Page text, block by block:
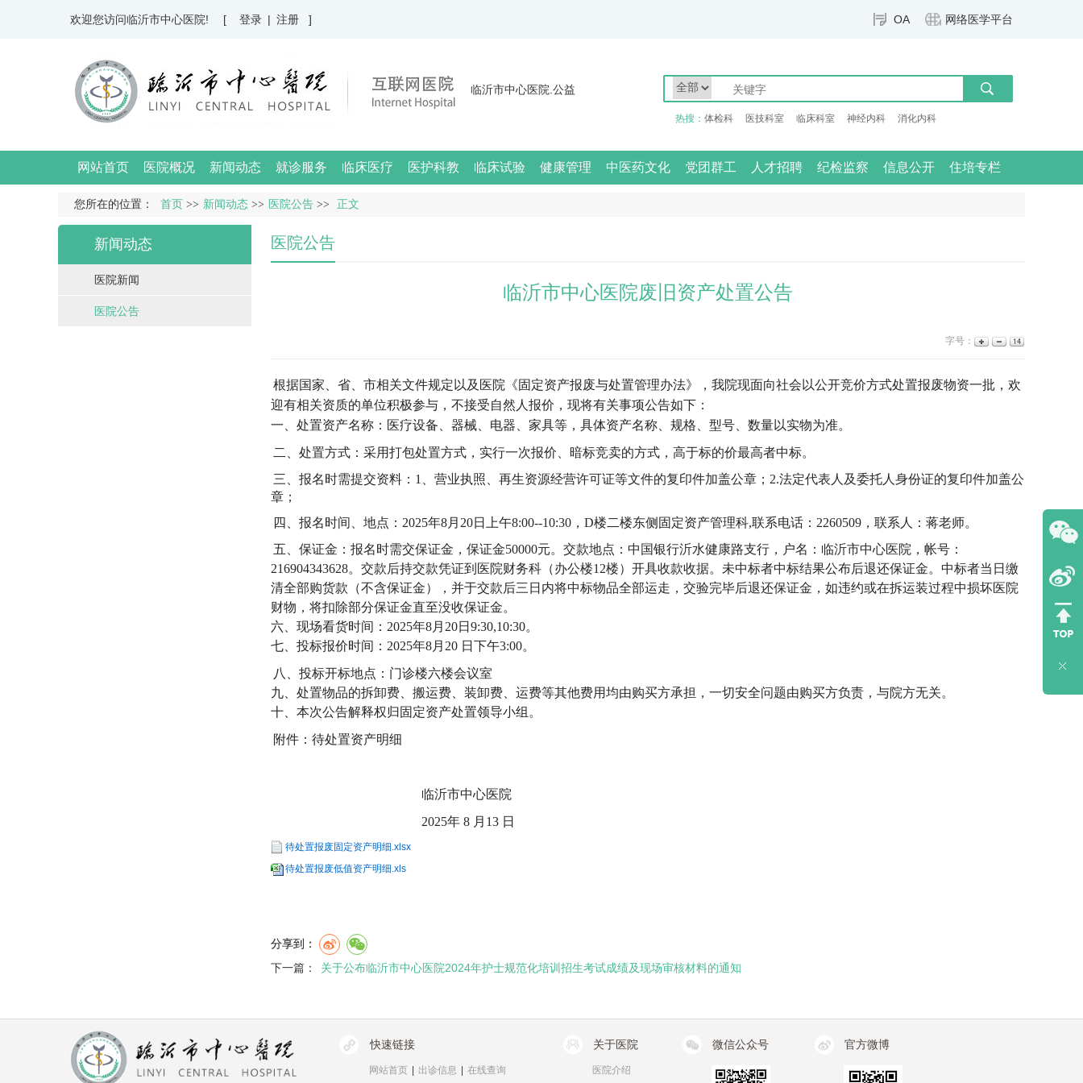
OA 网络医学平台
欢迎您访问临沂市中心医院! [ 登录 | 注册 ]
临沂市中心医院.公益
热搜： 体检科 医技科室 临床科室 神经内科 消化内科
网站首页 医院概况 新闻动态 就诊服务 临床医疗 医护科教 临床试验 健康管理 中医药文化 党团群工 人才招聘 纪检监察 信息公开 住培专栏
您所在的位置： 首页 >> 新闻动态 >> 医院公告 >> 正文
新闻动态
医院新闻
医院公告
医院公告
临沂市中心医院废旧资产处置公告
字号：
根据国家、省、市相关文件规定以及医院《固定资产报废与处置管理办法》，我院现面向社会以公开竞价方式处置报废物资一批，欢
迎有相关资质的单位积极参与，不接受自然人报价，现将有关事项公告如下：
一、处置资产名称：医疗设备、器械、电器、家具等，具体资产名称、规格、型号、数量以实物为准。
二、处置方式：采用打包处置方式，实行一次报价、暗标竞卖的方式，高于标的价最高者中标。
三、报名时需提交资料： 1、营业执照、再生资源经营许可证等文件的复印件加盖公章；2.法定代表人及委托人身份证的复印件加盖公
章；
四、报名时间、地点： 2025年8月20日上午8:00--10:30，D楼二楼东侧固定资产管理科,联系电话：2260509，联系人：蒋老师。
五、保证金：报名时需交保证金，保证金50000元。交款地点：中国银行沂水健康路支行，户名：临沂市中心医院，帐号：
216904343628。交款后持交款凭证到医院财务科（办公楼12楼）开具收款收据。未中标者中标结果公布后退还保证金。中标者当日缴
清全部购货款（不含保证金），并于交款后三日内将中标物品全部运走，交验完毕后退还保证金，如违约或在拆运装过程中损坏医院
财物，将扣除部分保证金直至没收保证金。
六、现场看货时间： 2025年8月20日9:30,10:30。
七、投标报价时间： 2025年8月20 日下午3:00。
八、投标开标地点：门诊楼六楼会议室
九、处置物品的拆卸费、搬运费、装卸费、运费等其他费用均由购买方承担，一切安全问题由购买方负责，与院方无关。
十、本次公告解释权归固定资产处置领导小组。
附件：待处置资产明细
临沂市中心医院
2025年 8 月13 日
待处置报废固定资产明细.xlsx
待处置报废低值资产明细.xls
分享到：
下一篇： 关于公布临沂市中心医院2024年护士规范化培训招生考试成绩及现场审核材料的通知
快速链接
网站首页 | 出诊信息 | 在线查询
关于医院
医院介绍
微信公众号 官方微博